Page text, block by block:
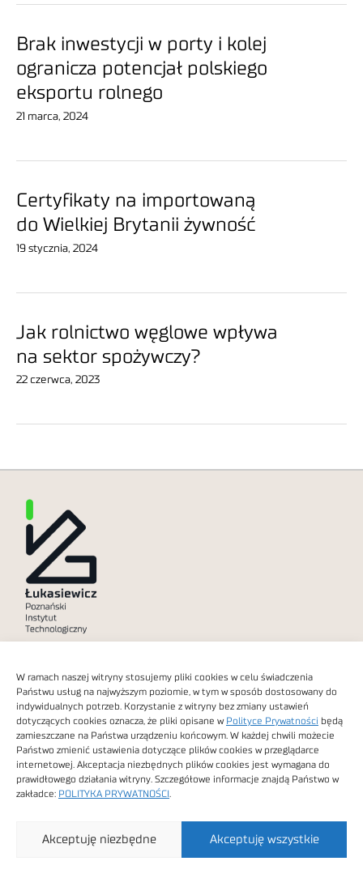
W ramach naszej witryny stosujemy pliki cookies w celu świadczenia
Państwu usług na najwyższym poziomie, w tym w sposób dostosowany do
indywidualnych potrzeb. Korzystanie z witryny bez zmiany ustawień
dotyczących cookies oznacza, że pliki opisane w Polityce Prywatności będą
zamieszczane na Państwa urządzeniu końcowym. W każdej chwili możecie
Państwo zmienić ustawienia dotyczące plików cookies w przeglądarce
internetowej. Akceptacja niezbędnych plików cookies jest wymagana do
prawidłowego działania witryny. Szczegółowe informacje znajdą Państwo w
zakładce: POLITYKA PRYWATNOŚCI
Akceptuję wszystkie
Akceptuję niezbędne
Brak inwestycji w porty i kolej
ogranicza potencjał polskiego
eksportu rolnego
21 marca, 2024
Certyfikaty na importowaną
do Wielkiej Brytanii żywność
19 stycznia, 2024
Jak rolnictwo węglowe wpływa
na sektor spożywczy?
22 czerwca, 2023
Dostępność cyfrowa
Obrazy stockowe
autorstwa
Technologiczny